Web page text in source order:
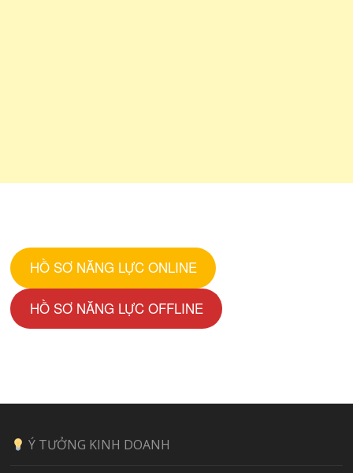
HỒ SƠ NĂNG LỰC ONLINE
HỒ SƠ NĂNG LỰC OFFLINE
Ý TƯỞNG KINH DOANH